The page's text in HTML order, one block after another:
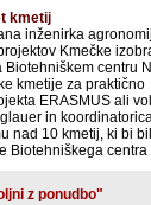
kmetij
inženirka
Kmečke
centru
kmetije za praktično
ERASMUS ali
in
nad 10 kmetij, ki bi
Biotehniškega centra
z ponudbo"